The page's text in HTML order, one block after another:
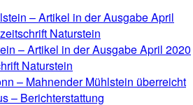
– Artikel in der Ausgabe April 2020
Naturstein